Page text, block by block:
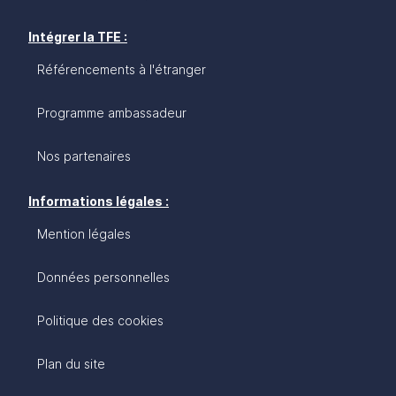
dynamiques et porteurs du continent. La Côte
pas !
Intégrer la TFE :
Référencements à l'étranger
Programme ambassadeur
Nos partenaires
Informations légales :
Mention légales
Données personnelles
Politique des cookies
Plan du site